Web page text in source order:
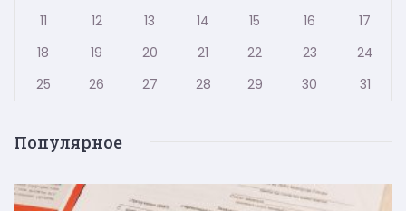
11
12 13 14 15 16
17
18
19 20 21 22 23
24
25
26 27 28 29 30 31
Популярное